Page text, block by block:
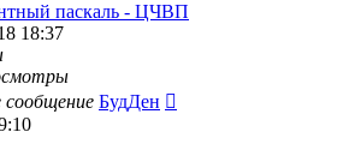
паскаль - ЦЧВП
18:37
сообщение БудДен